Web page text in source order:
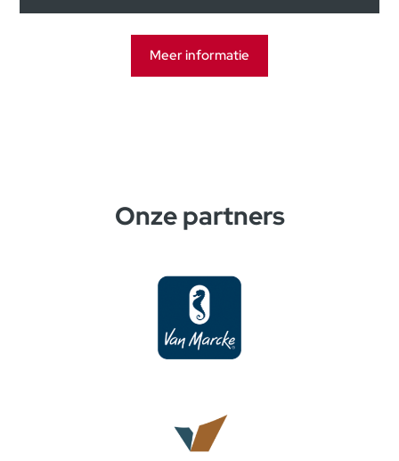
Meer informatie
Onze partners